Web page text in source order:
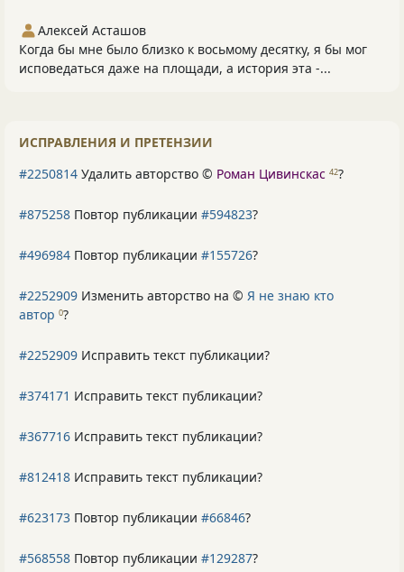
Алексей Асташов
Когда бы мне было близко к восьмому десятку, я бы мог
исповедаться даже на площади, а история эта -...
ИСПРАВЛЕНИЯ И ПРЕТЕНЗИИ
#2250814 Удалить авторство © Роман Цивинскас 42?
#875258 Повтор публикации #594823?
#496984 Повтор публикации #155726?
#2252909 Изменить авторство на © Я не знаю кто
автор 0?
#2252909 Исправить текст публикации?
#374171 Исправить текст публикации?
#367716 Исправить текст публикации?
#812418 Исправить текст публикации?
#623173 Повтор публикации #66846?
#568558 Повтор публикации #129287?